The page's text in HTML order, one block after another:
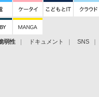
弱性 ドキュメント SNS